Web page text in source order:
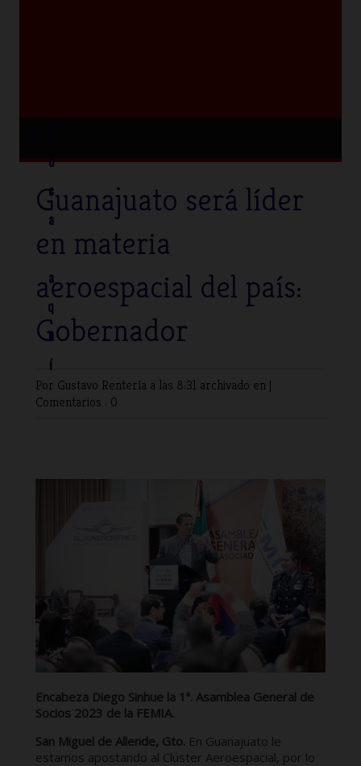
o
c
a
a
q
u
í
Guanajuato será líder
en materia
aeroespacial del país:
Gobernador
Por Gustavo Rentería a las 8:31 archivado en |
Comentarios : 0
Encabeza Diego Sinhue la 1ª. Asamblea General de
Socios 2023 de la FEMIA.
San Miguel de Allende, Gto. En Guanajuato le
estamos apostando al Clúster Aeroespacial, por lo